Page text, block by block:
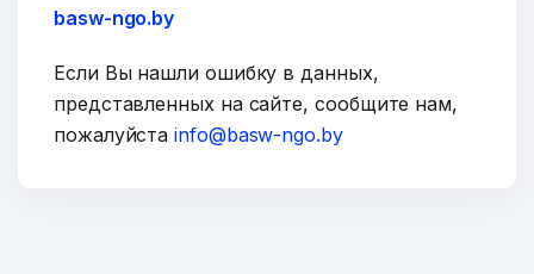
basw-ngo.by
Если Вы нашли ошибку в данных,
представленных на сайте, сообщите нам,
пожалуйстаinfo@basw-ngo.by